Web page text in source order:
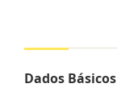
Dados Básicos